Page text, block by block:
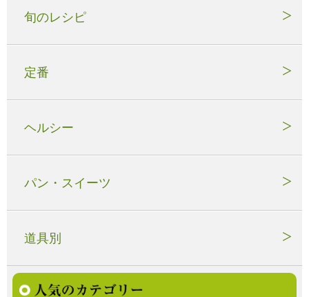
旬のレシピ
定番
ヘルシー
パン・スイーツ
道具別